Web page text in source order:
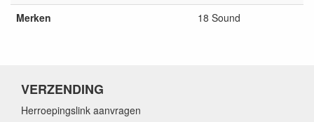
Merken
18 Sound
VERZENDING
Herroepingslink aanvragen